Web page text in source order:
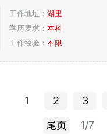
工作地址： 湖里
学历要求： 本科
工作经验： 不限
1 2 3
尾页
1/7